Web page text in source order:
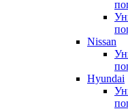
Nissan
Hyundai